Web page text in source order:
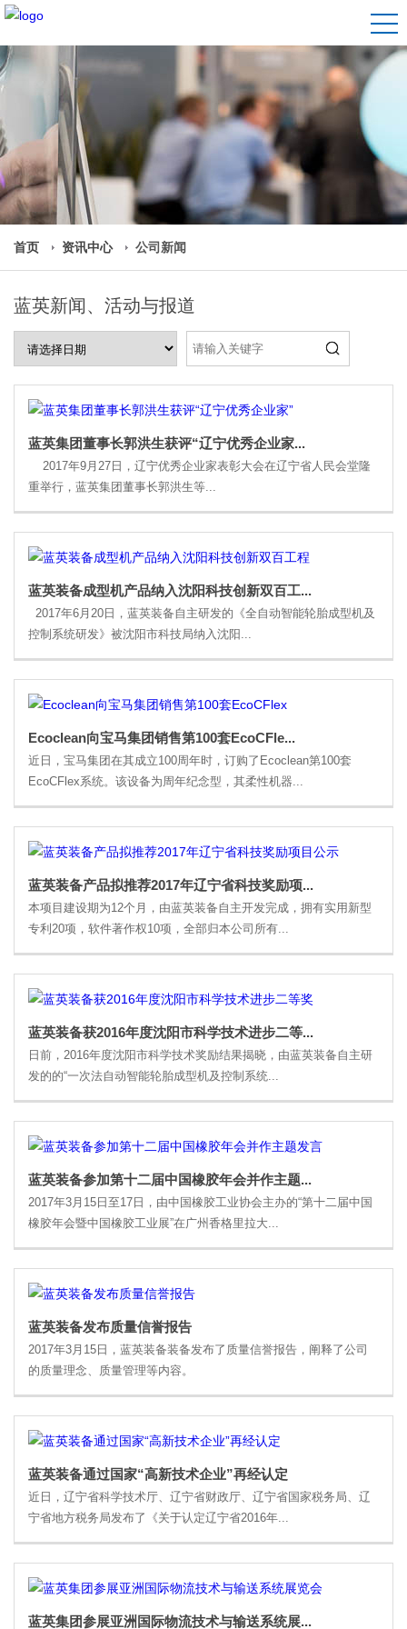
首页 资讯中心 公司新闻
蓝英新闻、活动与报道
蓝英集团董事长郭洪生获评“辽宁优秀企业家...
2017年9月27日，辽宁优秀企业家表彰大会在辽宁省人民会堂隆
重举行，蓝英集团董事长郭洪生等...
蓝英装备成型机产品纳入沈阳科技创新双百工...
2017年6月20日，蓝英装备自主研发的《全自动智能轮胎成型机及
控制系统研发》被沈阳市科技局纳入沈阳...
Ecoclean向宝马集团销售第100套EcoCFle...
近日，宝马集团在其成立100周年时，订购了Ecoclean第100套
EcoCFlex系统。该设备为周年纪念型，其柔性机器...
蓝英装备产品拟推荐2017年辽宁省科技奖励项...
本项目建设期为12个月，由蓝英装备自主开发完成，拥有实用新型
专利20项，软件著作权10项，全部归本公司所有...
蓝英装备获2016年度沈阳市科学技术进步二等...
日前，2016年度沈阳市科学技术奖励结果揭晓，由蓝英装备自主研
发的的“一次法自动智能轮胎成型机及控制系统...
蓝英装备参加第十二届中国橡胶年会并作主题...
2017年3月15日至17日，由中国橡胶工业协会主办的“第十二届中国
橡胶年会暨中国橡胶工业展”在广州香格里拉大...
蓝英装备发布质量信誉报告
2017年3月15日，蓝英装备装备发布了质量信誉报告，阐释了公司
的质量理念、质量管理等内容。
蓝英装备通过国家“高新技术企业”再经认定
近日，辽宁省科学技术厅、辽宁省财政厅、辽宁省国家税务局、辽
宁省地方税务局发布了《关于认定辽宁省2016年...
蓝英集团参展亚洲国际物流技术与输送系统展...